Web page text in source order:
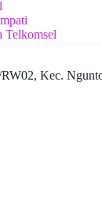
Telkomsel
Kec.